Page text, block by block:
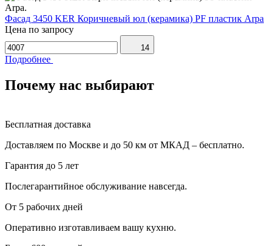
Фасад 3450 KER Коричневый юл (керамика) PF пластик Arpa
Цена по запросу
14
Подробнее
Почему нас выбирают
Бесплатная доставка
Доставляем по Москве и до 50 км от МКАД – бесплатно.
Гарантия до 5 лет
Послегарантийное обслуживание навсегда.
От 5 рабочих дней
Оперативно изготавливаем вашу кухню.